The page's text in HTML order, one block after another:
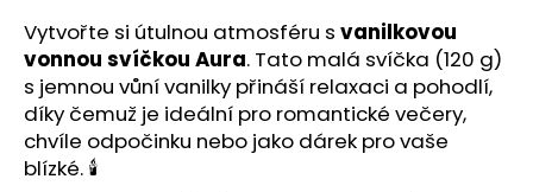
Vytvořte si útulnou atmosféru s vanilkovou
vonnou svíčkou Aura. Tato malá svíčka (120 g)
s jemnou vůní vanilky přináší relaxaci a pohodlí,
díky čemuž je ideální pro romantické večery,
chvíle odpočinku nebo jako dárek pro vaše
blízké. 🕯️
o
r
u
č
u
j